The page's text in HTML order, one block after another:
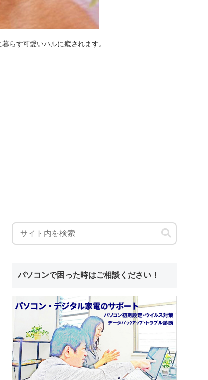
らす可愛いハルに癒されます。
パソコンで困った時はご相談ください！